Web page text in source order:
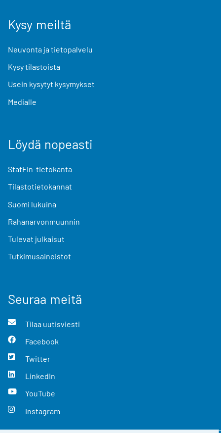
Kysy meiltä
Neuvonta ja tietopalvelu
Kysy tilastoista
Usein kysytyt kysymykset
Medialle
Löydä nopeasti
StatFin-tietokanta
Tilastotietokannat
Suomi lukuina
Rahanarvonmuunnin
Tulevat julkaisut
Tutkimusaineistot
Seuraa meitä
Tilaa uutisviesti
Facebook
Twitter
LinkedIn
YouTube
Instagram